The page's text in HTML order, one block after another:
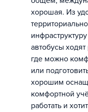
хорошая. Из
автобусы
где можно
или
хорошим
комфортной
работать и